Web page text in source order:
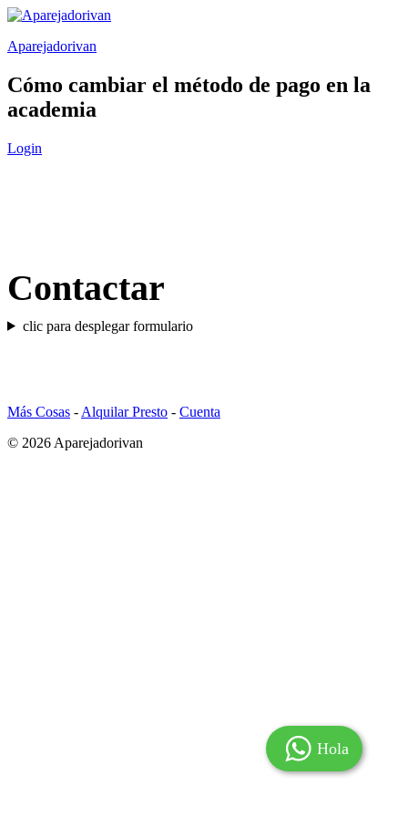
Saltar
contenido
Aparejadorivan
Cómo cambiar el método de pago en la
academia
Login
Contactar
clic para desplegar formulario
Más Cosas - Alquilar Presto - Cuenta
© 2026 Aparejadorivan
Hola